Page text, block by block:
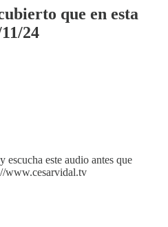
que en esta
24
este audio antes que
www.cesarvidal.tv